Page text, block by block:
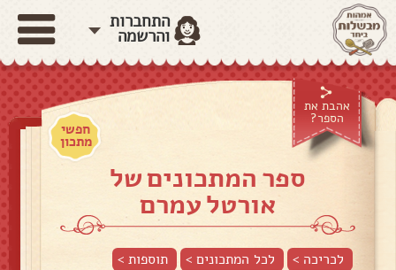
התחברות
והרשמה
אהבת את
הספר?
חפשי
מתכון
ספר המתכונים של
אורטל עמרם
לכריכה > לכל המתכונים > תוספות>